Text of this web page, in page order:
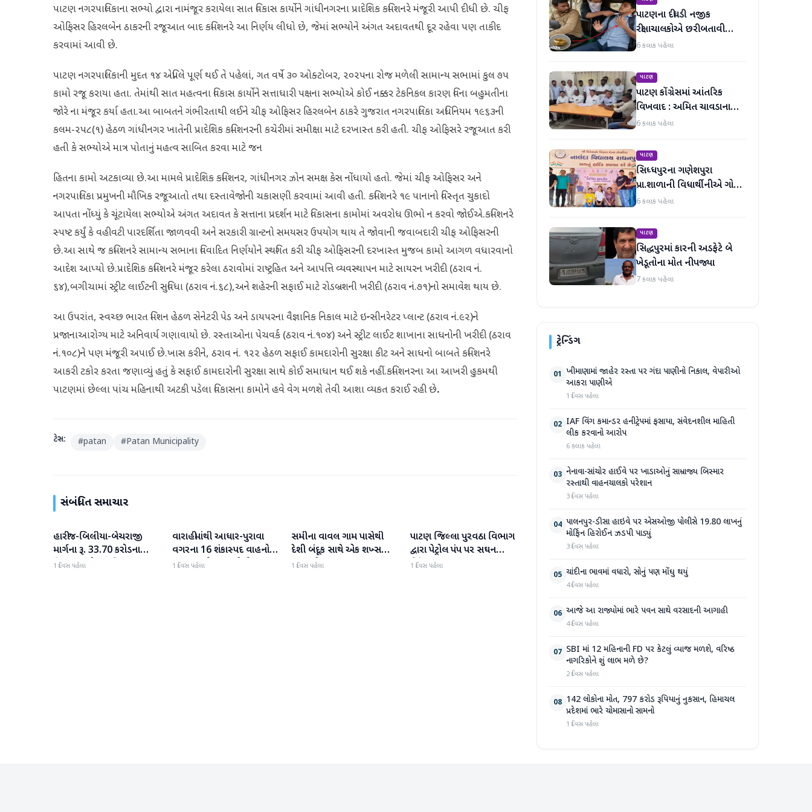
પાટણ નગરપાલિકાના સભ્યો દ્વારા નામંજૂર કરાયેલા સાત વિકાસ કાર્યોને ગાંધીનગરના પ્રાદેશિક કમિશનરે મંજૂરી આપી દીધી છે. ચીફ
ઓફિસર હિરલબેન ઠાકરની રજૂઆત બાદ કમિશનરે આ નિર્ણય લીધો છે, જેમાં સભ્યોને અંગત અદાવતથી દૂર રહેવા પણ તાકીદ
કરવામાં આવી છે.
પાટણ નગરપાલિકાની મુદત ૧૪ એપ્રિલે પૂર્ણ થઈ તે પહેલાં, ગત વર્ષે ૩૦ ઓક્ટોબર, ૨૦૨૫ના રોજ મળેલી સામાન્ય સભામાં કુલ ૭૫
કામો રજૂ કરાયા હતા. તેમાંથી સાત મહત્વના વિકાસ કાર્યોને સત્તાધારી પક્ષના સભ્યોએ કોઈ નક્કર ટેકનિકલ કારણ વિના બહુમતીના
જોરે ના મંજૂર કર્યા હતા.આ બાબતને ગંભીરતાથી લઈને ચીફ ઓફિસર હિરલબેન ઠાકરે ગુજરાત નગરપાલિકા અધિનિયમ ૧૯૬૩ની
કલમ-૨૫૮(૧) હેઠળ ગાંધીનગર ખાતેની પ્રાદેશિક કમિશનરની કચેરીમાં સમીક્ષા માટે દરખાસ્ત કરી હતી. ચીફ ઓફિસરે રજૂઆત કરી
હતી કે સભ્યોએ માત્ર પોતાનું મહત્વ સાબિત કરવા માટે જન
હિતના કામો અટકાવ્યા છે.આ મામલે પ્રાદેશિક કમિશનર, ગાંધીનગર ઝોન સમક્ષ કેસ નોંધાયો હતો. જેમાં ચીફ ઓફિસર અને
નગરપાલિકા પ્રમુખની મૌખિક રજૂઆતો તથા દસ્તાવેજોની ચકાસણી કરવામાં આવી હતી. કમિશનરે ૧૯ પાનાનો વિસ્તૃત ચુકાદો
આપતા નોંધ્યું કે ચૂંટાયેલા સભ્યોએ અંગત અદાવત કે સત્તાના પ્રદર્શન માટે વિકાસના કામોમાં અવરોધ ઊભો ન કરવો જોઈએ.કમિશનરે
સ્પષ્ટ કર્યું કે વહીવટી પારદર્શિતા જાળવવી અને સરકારી ગ્રાન્ટનો સમયસર ઉપયોગ થાય તે જોવાની જવાબદારી ચીફ ઓફિસરની
છે.આ સાથે જ કમિશનરે સામાન્ય સભાના વિવાદિત નિર્ણયોને સ્થગિત કરી ચીફ ઓફિસરની દરખાસ્ત મુજબ કામો આગળ વધારવાનો
આદેશ આપ્યો છે.પ્રાદેશિક કમિશનરે મંજૂર કરેલા ઠરાવોમાં રાષ્ટ્રહિત અને આપત્તિ વ્યવસ્થાપન માટે સાયરન ખરીદી (ઠરાવ નં.
૬૪),બગીચામાં સ્ટ્રીટ લાઈટની સુવિધા (ઠરાવ નં.૬૮),અને શહેરની સફાઈ માટે રોડબ્રશની ખરીદી (ઠરાવ નં.૭૧)નો સમાવેશ થાય છે.
આ ઉપરાંત, સ્વચ્છ ભારત મિશન હેઠળ સેનેટરી પેડ અને ડાયપરના વૈજ્ઞાનિક નિકાલ માટે ઇન્સીનરેટર પ્લાન્ટ (ઠરાવ નં.૯૨)ને
પ્રજાનાઆરોગ્ય માટે અનિવાર્ય ગણાવાયો છે. રસ્તાઓના પેચવર્ક (ઠરાવ નં.૧૦૪) અને સ્ટ્રીટ લાઈટ શાખાના સાધનોની ખરીદી (ઠરાવ
નં.૧૦૮)ને પણ મંજૂરી અપાઈ છે.ખાસ કરીને, ઠરાવ નં. ૧૨૨ હેઠળ સફાઈ કામદારોની સુરક્ષા કીટ અને સાધનો બાબતે કમિશનરે
આકરી ટકોર કરતા જણાવ્યું હતું કે સફાઈ કામદારોની સુરક્ષા સાથે કોઈ સમાધાન થઈ શકે નહીં.કમિશનરના આ આખરી હુકમથી
પાટણમાં છેલ્લા પાંચ મહિનાથી અટકી પડેલા વિકાસના કામોને હવે વેગ મળશે તેવી આશા વ્યકત કરાઈ રહી છે.
ટેગ્સ: #patan #Patan Municipality
સંબંધિત સમાચાર
પાટણ
હારીજ-બિલીયા-બેચરાજી
માર્ગના રૂ. 33.70 કરોડના
વિકાસ કામો પૂરજોશમાં
1 દિવસ પહેલા
પાટણ
વારાહીમાંથી આધાર-પુરાવા
વગરના 16 શંકાસ્પદ વાહનો
જપ્ત કરતી LCB પોલીસ
1 દિવસ પહેલા
પાટણ
સમીના વાવલ ગામ પાસેથી
દેશી બંદૂક સાથે એક શખ્સ
ઝડપાયો
1 દિવસ પહેલા
પાટણ
પાટણ જિલ્લા પુરવઠા વિભાગ
દ્વારા પેટ્રોલ પંપ પર સઘન
ચેકિંગ સઘન હાથ ધરાયું
1 દિવસ પહેલા
પાટણના દીઘડી નજીક
રીક્ષાચાલકોએ છરી બતાવી
વિદ્યાર્થીની સોનાની વીંટી લૂંટી
6 કલાક પહેલા
પાટણ
પાટણ કોંગ્રેસમાં આંતરિક
વિખવાદ : અમિત ચાવડાના
સમર્થનમાં પત્રકાર પરિષદ યોજી
6 કલાક પહેલા
પાટણ
સિધ્ધપુરના ગણેશપુરા
પ્રા.શાળાની વિધાર્થીનીએ ગોલ્ડ
મેડલ મેળવ્યો
6 કલાક પહેલા
પાટણ
સિદ્ધપુરમાં કારની અડફેટે બે
ખેડૂતોના મોત નીપજ્યા
7 કલાક પહેલા
ટ્રેન્ડિંગ
01 ખીમાણામાં જાહેર રસ્તા પર ગંદા પાણીનો નિકાલ, વેપારીઓ
આકરા પાણીએ
1 દિવસ પહેલા
02 IAF વિંગ કમાન્ડર હનીટ્રેપમાં ફસાયા, સંવેદનશીલ માહિતી
લીક કરવાનો આરોપ
6 કલાક પહેલા
03 નેનાવા-સાંચોર હાઈવે પર ખાડાઓનું સામ્રાજ્ય બિસ્માર
રસ્તાથી વાહનચાલકો પરેશાન
3 દિવસ પહેલા
04 પાલનપુર-ડીસા હાઇવે પર એસઓજી પોલીસે 19.80 લાખનું
મોર્ફિન હિરોઈન ઝડપી પાડ્યું
3 દિવસ પહેલા
05 ચાંદીના ભાવમાં વધારો, સોનું પણ મોંઘુ થયું
4 દિવસ પહેલા
06 આજે આ રાજ્યોમાં ભારે પવન સાથે વરસાદની આગાહી
4 દિવસ પહેલા
07 SBI માં 12 મહિનાની FD પર કેટલું વ્યાજ મળશે, વરિષ્ઠ
નાગરિકોને શું લાભ મળે છે?
2 દિવસ પહેલા
08 142 લોકોના મોત, 797 કરોડ રૂપિયાનું નુકસાન, હિમાચલ
પ્રદેશમાં ભારે ચોમાસાનો સામનો
1 દિવસ પહેલા